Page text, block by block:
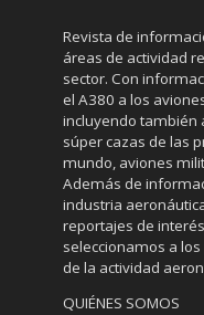
Revista de
áreas de actividad
sector. Con
el A380 a los
incluyendo también
súper cazas de las
mundo, aviones
Además de
industria
reportajes de
seleccionamos a
de la actividad
QUIÉNES SOMOS